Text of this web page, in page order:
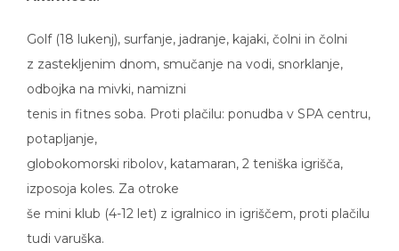
Golf (18 lukenj), surfanje, jadranje, kajaki, čolni in čolni
z zastekljenim dnom, smučanje na vodi, snorklanje,
odbojka na mivki, namizni
tenis in fitnes soba. Proti plačilu: ponudba v SPA centru,
potapljanje,
globokomorski ribolov, katamaran, 2 teniška igrišča,
izposoja koles. Za otroke
še mini klub (4-12 let) z igralnico in igriščem, proti plačilu
tudi varuška.